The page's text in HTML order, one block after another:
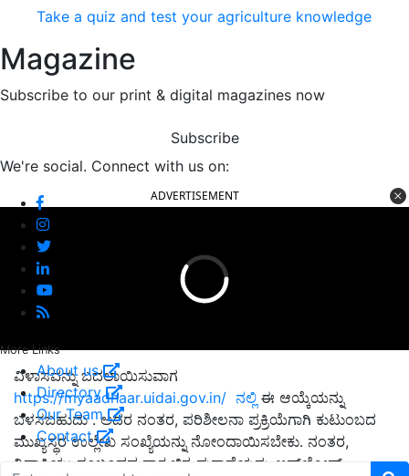
Take a quiz and test your agriculture knowledge
Magazine
Subscribe to our print & digital magazines now
Subscribe
We're social. Connect with us on:
More Links
About us
Directory
Our Team
Contact
ADVERTISEMENT
ವಿಳಾಸವನ್ನು ಬದಲಾಯಿಸುವಾಗ
https://myaadhaar.uidai.gov.in/ ನಲ್ಲಿ ಈ ಆಯ್ಕೆಯನ್ನು
ಬಳಸಬಹುದು . ಅದರ ನಂತರ, ಪರಿಶೀಲನಾ ಪ್ರಕ್ರಿಯೆಗಾಗಿ ಕುಟುಂಬದ
ಮುಖ್ಯಸ್ಥರ ಉಲ್ಲೇಖ ಸಂಖ್ಯೆಯನ್ನು ನೋಂದಾಯಿಸಬೇಕು. ನಂತರ,
ನಿವಾಸಿಯು ಸಂಬಂಧದ ಸಾಕ್ಷ್ಯಚಿತ್ರ ಪುರಾವೆಯನ್ನು ಅಪ್‌ಲೋಡ್